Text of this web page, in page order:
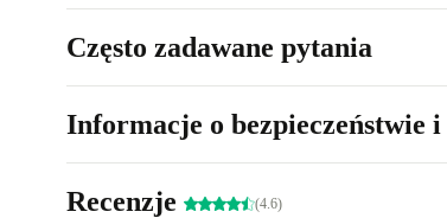
Często zadawane pytania
Informacje o bezpieczeństwie
Recenzje (4.6)